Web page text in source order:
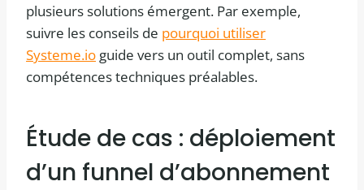
plusieurs solutions émergent. Par exemple,
suivre les conseils de pourquoi utiliser
Systeme.io guide vers un outil complet, sans
compétences techniques préalables.
Étude de cas : déploiement
d’un funnel d’abonnement